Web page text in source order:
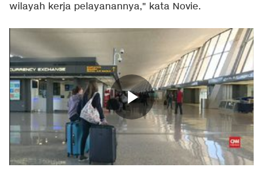
wilayah kerja pelayanannya," kata Novie.